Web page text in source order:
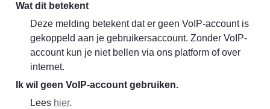
Wat dit betekent
Deze melding betekent dat er geen VoIP-account is
gekoppeld aan je gebruikersaccount. Zonder VoIP-
account kun je niet bellen via ons platform of over
internet.
Ik wil geen VoIP-account gebruiken.
Lees hier.